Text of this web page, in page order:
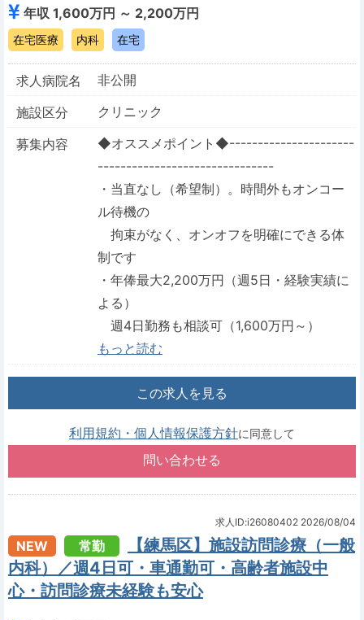
年収 1,600万円 ～ 2,200万円
在宅医療 内科 在宅
求人病院名
非公開
施設区分
クリニック
募集内容
◆オススメポイント◆----------------------
-------------------------------
・当直なし（希望制）。時間外もオンコー
ル待機の
拘束がなく、オンオフを明確にできる体
制です
・年俸最大2,200万円（週5日・経験実績に
よる）
週4日勤務も相談可（1,600万円～）
もっと読む
この求人を見る
利用規約・個人情報保護方針に同意して
求人ID:i26080402 2026/08/04
NEW 常勤
【練馬区】施設訪問診療（一般
内科）／週4日可・車通勤可・高齢者施設中
心・訪問診療未経験も安心